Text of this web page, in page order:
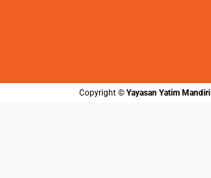
Copyright ©️ Yayasan Yatim Mandiri